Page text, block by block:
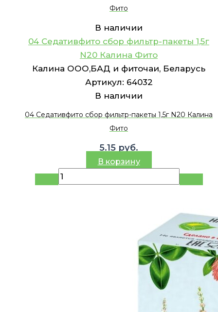
Фито
В наличии
04 Седативфито сбор фильтр-пакеты 1,5г
N20 Калина Фито
Калина ООО,БАД и фиточаи, Беларусь
Артикул: 64032
В наличии
04 Седативфито сбор фильтр-пакеты 1,5г N20 Калина
Фито
5.15 руб.
В корзину